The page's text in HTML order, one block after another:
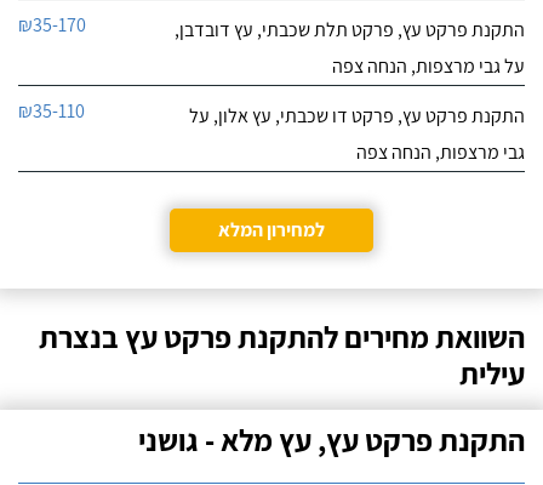
התקנת פרקט עץ, פרקט תלת שכבתי, עץ דובדבן,
על גבי מרצפות, הנחה צפה
₪35-170
התקנת פרקט עץ, פרקט דו שכבתי, עץ אלון, על
גבי מרצפות, הנחה צפה
₪35-110
למחירון המלא
השוואת מחירים להתקנת פרקט עץ בנצרת
עילית
התקנת פרקט עץ, עץ מלא - גושני